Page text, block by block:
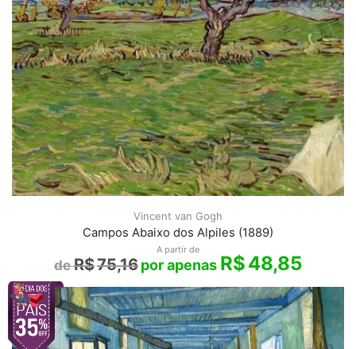
Vincent van Gogh
Campos Abaixo dos Alpiles (1889)
A partir de
R$75,16 R$48,85